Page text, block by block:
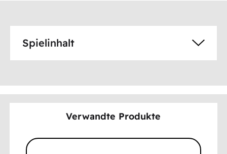
Spielinhalt
Verwandte Produkte